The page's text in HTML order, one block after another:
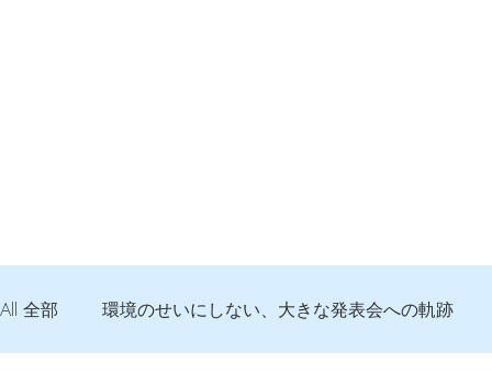
All 全部 環境のせいにしない、大きな発表会への軌跡